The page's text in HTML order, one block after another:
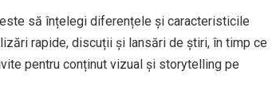
să înțelegi diferențele și caracteristicile
rapide, discuții și lansări de știri, în timp ce
pentru conținut vizual și storytelling pe